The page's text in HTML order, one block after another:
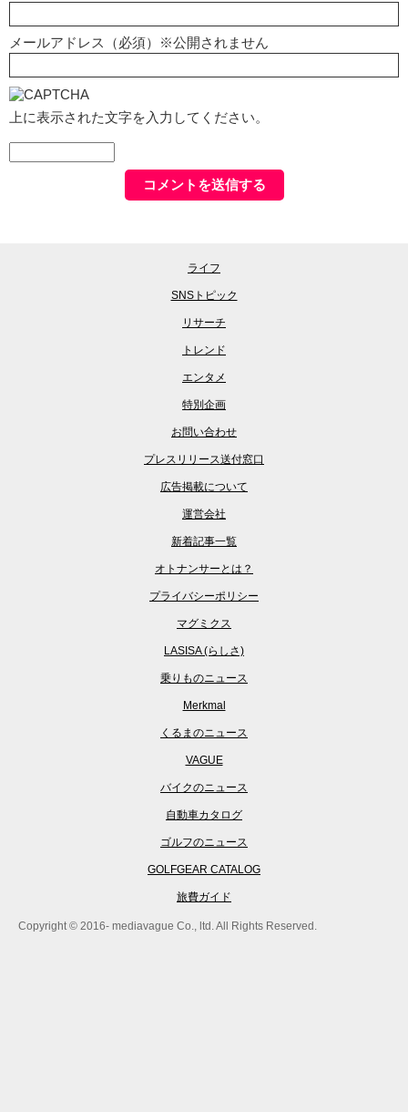
メールアドレス（必須）※公開されません
上に表示された文字を入力してください。
ライフ
SNSトピック
リサーチ
トレンド
エンタメ
特別企画
お問い合わせ
プレスリリース送付窓口
広告掲載について
運営会社
新着記事一覧
オトナンサーとは？
プライバシーポリシー
マグミクス
LASISA (らしさ)
乗りものニュース
Merkmal
くるまのニュース
VAGUE
バイクのニュース
自動車カタログ
ゴルフのニュース
GOLFGEAR CATALOG
旅費ガイド
Copyright © 2016- mediavague Co., ltd. All Rights Reserved.